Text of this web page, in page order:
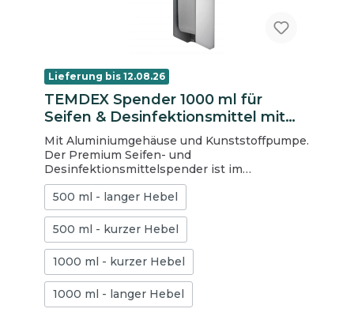
Lieferung bis 12.08.26
TEMDEX Spender 1000 ml für
Seifen & Desinfektionsmittel mit
Kunststoffpumpe, langer Hebel
Mit Aluminiumgehäuse und Kunststoffpumpe.
Der Premium Seifen- und
Desinfektionsmittelspender ist im
Gesundheitswesen und im
Lebensmittelbereich universell einsetzbar.
Der Spender kann mit 1000 ml Euroflaschen
befüllt werden und ist für Desinfektionsmittel
(inkl. Gel), Flüssigseifen und dünnflüssige
Lotionen geeignet. Er verfügt über einen
langen Armhebel und eine Kunststoffpumpe.
Ersatzpumpen für den hygienischen Tausch
finden Sie ebenfalls bei uns im Shop.
500 ml - langer Hebel
500 ml - kurzer Hebel
1000 ml - kurzer Hebel
1000 ml - langer Hebel